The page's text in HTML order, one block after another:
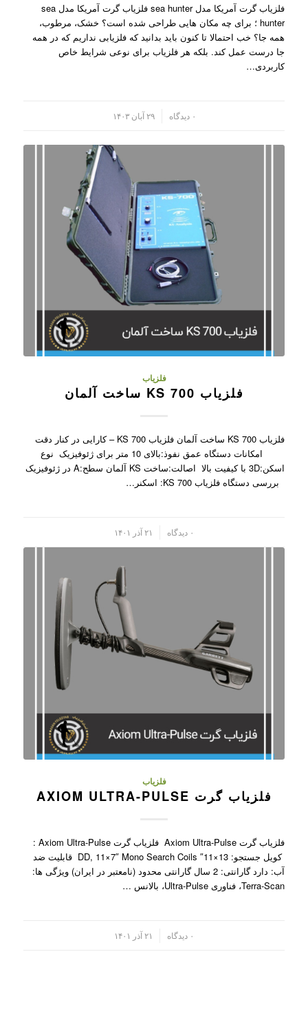
فلزیاب گرت آمریکا مدل sea hunter فلزیاب گرت آمریکا مدل sea
hunter ؛ برای چه مکان هایی طراحی شده است؟ خشک، مرطوب،
همه جا؟ خب احتمالا تا کنون باید بدانید که فلزیابی نداریم که در همه
جا درست عمل کند. بلکه هر فلزیاب برای نوعی شرایط خاص
کاربردی…
۰ دیدگاه ۲۹ آبان ۱۴۰۳
فلزیاب
فلزیاب KS 700 ساخت آلمان
فلزیاب KS 700 ساخت آلمان فلزیاب KS 700 – کارایی در کنار دقت
امکانات دستگاه عمق نفوذ:بالای 10 متر برای ژئوفیزیک نوع
اسکن:3D با کیفیت بالا اصالت:ساخت KS آلمان سطح:A در ژئوفیزیک
بررسی دستگاه فلزیاب KS 700: اسکنر…
۰ دیدگاه ۲۱ آذر ۱۴۰۱
فلزیاب
فلزیاب گرت AXIOM ULTRA-PULSE
فلزیاب گرت Axiom Ultra-Pulse فلزیاب گرت Axiom Ultra-Pulse :
کویل جستجو: 13×11″ DD, 11×7″ Mono Search Coils قابلیت ضد
آب: دارد گارانتی: 2 سال گارانتی محدود (نامعتبر در ایران) ویژگی ها:
Terra-Scan، فناوری Ultra-Pulse، بالانس …
۰ دیدگاه ۲۱ آذر ۱۴۰۱